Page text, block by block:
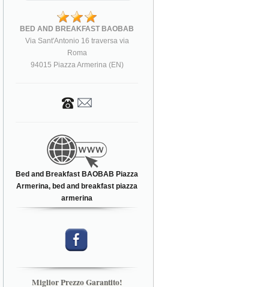
BED AND BREAKFAST BAOBAB
Via Sant'Antonio 16 traversa via
Roma
94015 Piazza Armerina (EN)
Bed and Breakfast BAOBAB Piazza
Armerina, bed and breakfast piazza
armerina
Miglior Prezzo Garantito!